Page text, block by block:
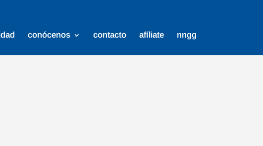
conócenos contacto afíliate nngg